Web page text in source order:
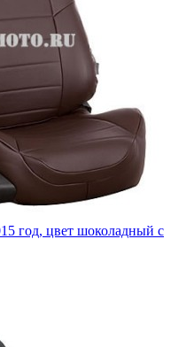
год, цвет шоколадный с